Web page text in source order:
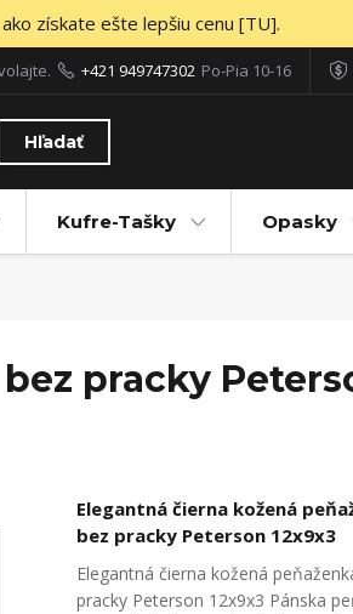
získate ešte lepšiu cenu [TU].
Hľadať
+421 949747302 Po-Pia 10-16
Kufre-Tašky Opasky
pracky
Elegantná čierna kožená
bez pracky Peterson 12x9x3
Elegantná čierna kožená
pracky Peterson 12x9x3 Pánska